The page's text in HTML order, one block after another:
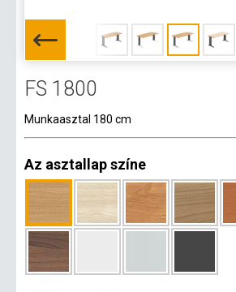
FS 1800
Munkaasztal 180 cm
Az asztallap színe